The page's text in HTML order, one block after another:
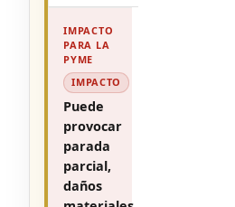
IMPACTO
Puede
provocar
parada
parcial,
daños